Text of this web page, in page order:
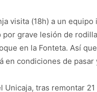
visita (18h) a un
por grave lesión de
en la Fonteta. Así
en condiciones de pasar
Unicaja, tras remontar